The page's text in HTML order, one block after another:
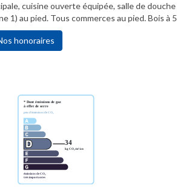
cuisine ouverte équipée, salle de
1) au pied. Tous commerces au pied. Bois à
honoraires